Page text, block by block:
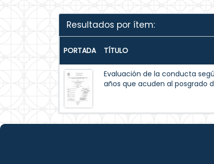
Resultados por ítem:
PORTADA TÍTULO
Evaluación de la conducta
años que acuden al posgrado